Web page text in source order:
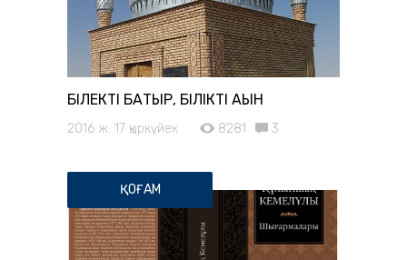
БІЛЕКТІ БАТЫР, БІЛІКТІ АҚЫН
2016 ж. 17 қыркүйек 8281 3
ҚОҒАМ